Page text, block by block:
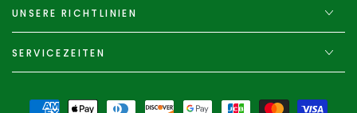
UNSERE RICHTLINIEN
SERVICEZEITEN
Zahlungsmöglichkeiten